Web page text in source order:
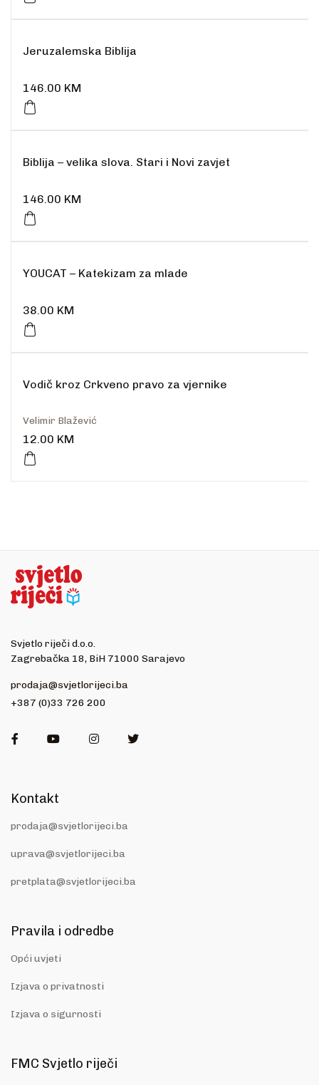
Jeruzalemska Biblija
146.00 KM
Biblija – velika slova. Stari i Novi zavjet
146.00 KM
YOUCAT – Katekizam za mlade
38.00 KM
Vodič kroz Crkveno pravo za vjernike
Velimir Blažević
12.00 KM
Svjetlo riječi d.o.o.
Zagrebačka 18, BiH 71000 Sarajevo
prodaja@svjetlorijeci.ba
+387 (0)33 726 200
FacebookYoutubeInstagramTwitter
Kontakt
prodaja@svjetlorijeci.ba
uprava@svjetlorijeci.ba
pretplata@svjetlorijeci.ba
Pravila i odredbe
Opći uvjeti
Izjava o privatnosti
Izjava o sigurnosti
FMC Svjetlo riječi